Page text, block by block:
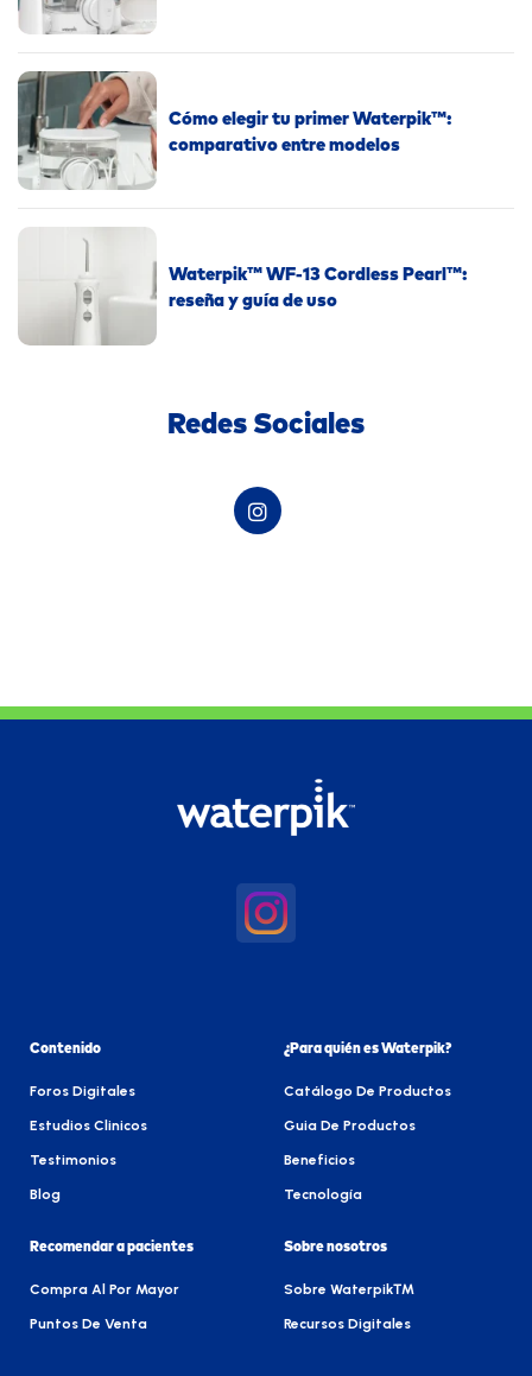
Cómo elegir tu primer Waterpik™:
comparativo entre modelos
Waterpik™ WF-13 Cordless Pearl™:
reseña y guía de uso
Redes Sociales
Contenido
Foros Digitales
Estudios Clinicos
Testimonios
Blog
¿Para quién es Waterpik?
Catálogo De Productos
Guia De Productos
Beneficios
Tecnología
Recomendar a pacientes
Compra Al Por Mayor
Puntos De Venta
Sobre nosotros
Sobre Waterpik™
Recursos Digitales